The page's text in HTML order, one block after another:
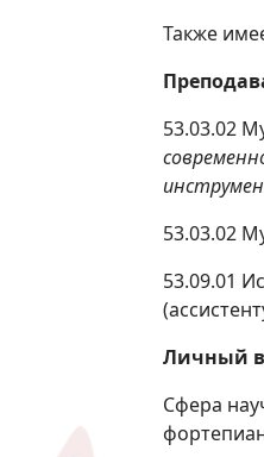
Также
53.03.02
53.03.02
53.09.01
Личный
Сфера